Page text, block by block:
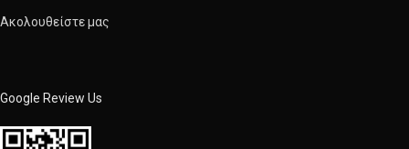
Ακολουθείστε μας
Google Review Us